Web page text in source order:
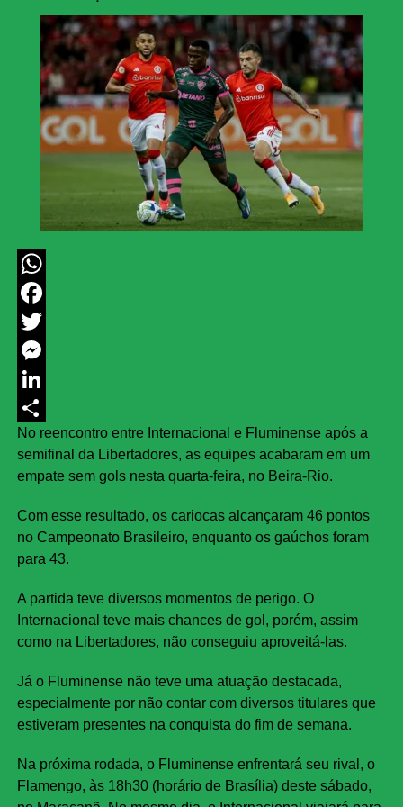
WhatsApp
Facebook
Twitter
Messenger
LinkedIn
Share
No reencontro entre Internacional e Fluminense após a
semifinal da Libertadores, as equipes acabaram em um
empate sem gols nesta quarta-feira, no Beira-Rio.
Com esse resultado, os cariocas alcançaram 46 pontos
no Campeonato Brasileiro, enquanto os gaúchos foram
para 43.
A partida teve diversos momentos de perigo. O
Internacional teve mais chances de gol, porém, assim
como na Libertadores, não conseguiu aproveitá-las.
Já o Fluminense não teve uma atuação destacada,
especialmente por não contar com diversos titulares que
estiveram presentes na conquista do fim de semana.
Na próxima rodada, o Fluminense enfrentará seu rival, o
Flamengo, às 18h30 (horário de Brasília) deste sábado,